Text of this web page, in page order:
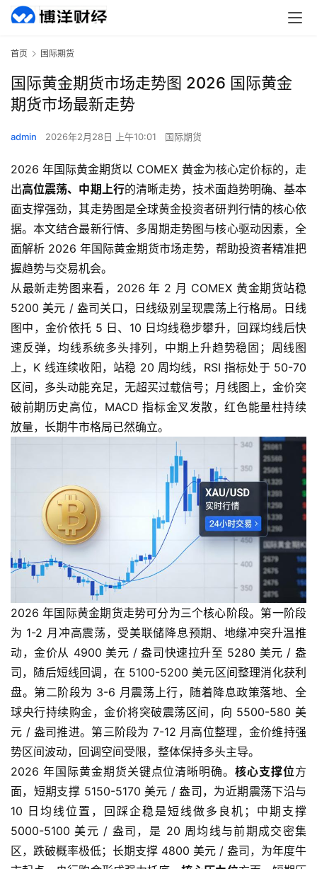
首页 国际期货
国际黄金期货市场走势图 2026 国际黄金
期货市场最新走势
admin 2026年2月28日 上午10:01 国际期货
2026 年国际黄金期货以 COMEX 黄金为核心定价标的，走
出高位震荡、中期上行的清晰走势，技术面趋势明确、基本
面支撑强劲，其走势图是全球黄金投资者研判行情的核心依
据。本文结合最新行情、多周期走势图与核心驱动因素，全
面解析 2026 年国际黄金期货市场走势，帮助投资者精准把
握趋势与交易机会。
从最新走势图来看，2026 年 2 月 COMEX 黄金期货站稳
5200 美元 / 盎司关口，日线级别呈现震荡上行格局。日线
图中，金价依托 5 日、10 日均线稳步攀升，回踩均线后快
速反弹，均线系统多头排列，中期上升趋势稳固；周线图
上，K 线连续收阳，站稳 20 周均线，RSI 指标处于 50-70
区间，多头动能充足，无超买过载信号；月线图上，金价突
破前期历史高位，MACD 指标金叉发散，红色能量柱持续
放量，长期牛市格局已然确立。
2026 年国际黄金期货走势可分为三个核心阶段。第一阶段
为 1-2 月冲高震荡，受美联储降息预期、地缘冲突升温推
动，金价从 4900 美元 / 盎司快速拉升至 5280 美元 / 盎
司，随后短线回调，在 5100-5200 美元区间整理消化获利
盘。第二阶段为 3-6 月震荡上行，随着降息政策落地、全
球央行持续购金，金价将突破震荡区间，向 5500-580 美
元 / 盎司推进。第三阶段为 7-12 月高位整理，金价维持强
势区间波动，回调空间受限，整体保持多头主导。
2026 年国际黄金期货关键点位清晰明确。核心支撑位方
面，短期支撑 5150-5170 美元 / 盎司，为近期震荡下沿与
10 日均线位置，回踩企稳是短线做多良机；中期支撑
5000-5100 美元 / 盎司，是 20 周均线与前期成交密集
区，跌破概率极低；长期支撑 4800 美元 / 盎司，为年度牛